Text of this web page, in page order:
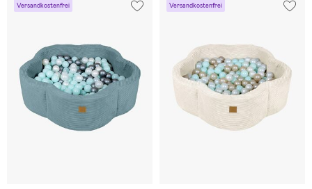
Versandkostenfrei Versandkostenfrei